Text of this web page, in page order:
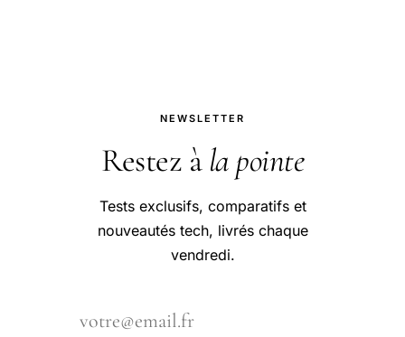
NEWSLETTER
Restez à la pointe
Tests exclusifs, comparatifs et
nouveautés tech, livrés chaque
vendredi.